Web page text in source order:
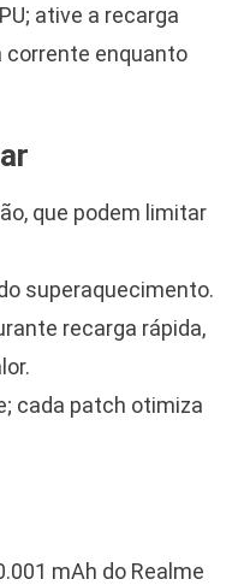
ative a recarga
corrente enquanto
que podem limitar
superaquecimento.
recarga rápida,
cada patch otimiza
mAh do Realme